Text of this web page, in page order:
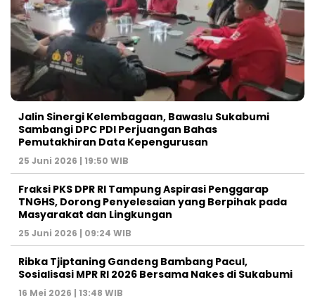
Jalin Sinergi Kelembagaan, Bawaslu Sukabumi
Sambangi DPC PDI Perjuangan Bahas
Pemutakhiran Data Kepengurusan
25 Juni 2026 | 19:50 WIB
‎Fraksi PKS DPR RI Tampung Aspirasi Penggarap
TNGHS, Dorong Penyelesaian yang Berpihak pada
Masyarakat dan Lingkungan‎
25 Juni 2026 | 09:24 WIB
Ribka Tjiptaning Gandeng Bambang Pacul,
Sosialisasi MPR RI 2026 Bersama Nakes di Sukabumi
16 Mei 2026 | 13:48 WIB